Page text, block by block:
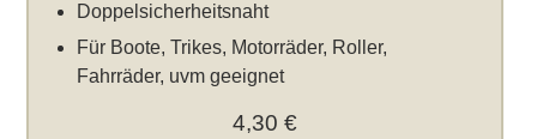
Doppelsicherheitsnaht
Für Boote, Trikes, Motorräder, Roller,
Fahrräder, uvm geeignet
4,30 €